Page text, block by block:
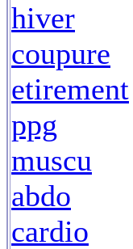
hiver
coupure
etirement
ppg
muscu
abdo
cardio